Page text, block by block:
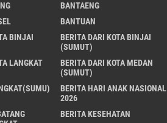
BANTAENG
BANTUAN
BINJAI
BERITA DARI KOTA BINJAI
(SUMUT)
LANGKAT
BERITA DARI KOTA MEDAN
(SUMUT)
BERITA HARI ANAK NASIONAL
2026
BERITA KESEHATAN